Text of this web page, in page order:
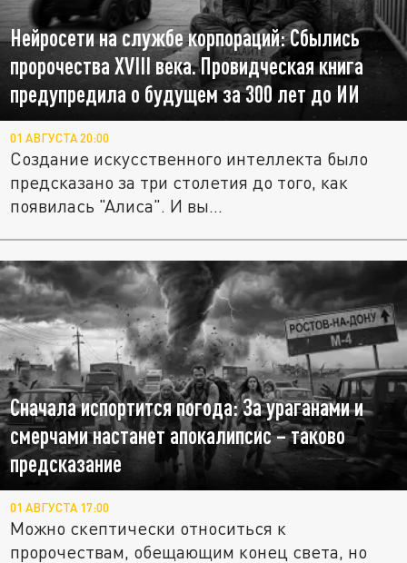
Нейросети на службе корпораций: Сбылись
пророчества XVIII века. Провидческая книга
предупредила о будущем за 300 лет до ИИ
01 АВГУСТА 20:00
Создание искусственного интеллекта было
предсказано за три столетия до того, как
появилась "Алиса". И вы...
Сначала испортится погода: За ураганами и
смерчами настанет апокалипсис – таково
предсказание
01 АВГУСТА 17:00
Можно скептически относиться к
пророчествам, обещающим конец света, но